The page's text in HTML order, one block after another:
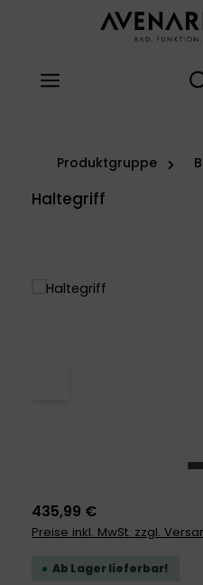
Zum Hauptinhalt springen
Produktgruppe
Haltegriff
Bildergalerie überspringen
435,99 €
Preise inkl. MwSt. zzgl.
Ab Lager lieferbar!